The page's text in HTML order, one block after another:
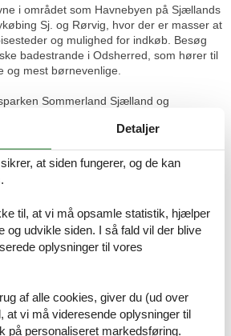
i området som Havnebyen på Sjællands
Sj. og Rørvig, hvor der er masser at
og mulighed for indkøb. Besøg
badestrande i Odsherred, som hører til
og mest børnevenlige.
Sommerland Sjælland og
Kulturpark med et hav af
Fra huset er der kun 1 time og 25
med mulighed for at opleve
og attraktioner. Der er
til 8 personer. Ferieboligen er på 119 m²
gennemgik ferieboligen en renovering.
Der er gulvvarme i entréen.
Der er desuden brændeovn.
Detaljer
at siden fungerer, og de kan
til, at vi må opsamle statistik, hjælper
og udvikle siden. I så fald vil der blive
oplysninger til vores
af alle cookies, giver du (ud over
at vi må videresende oplysninger til
på personaliseret markedsføring.